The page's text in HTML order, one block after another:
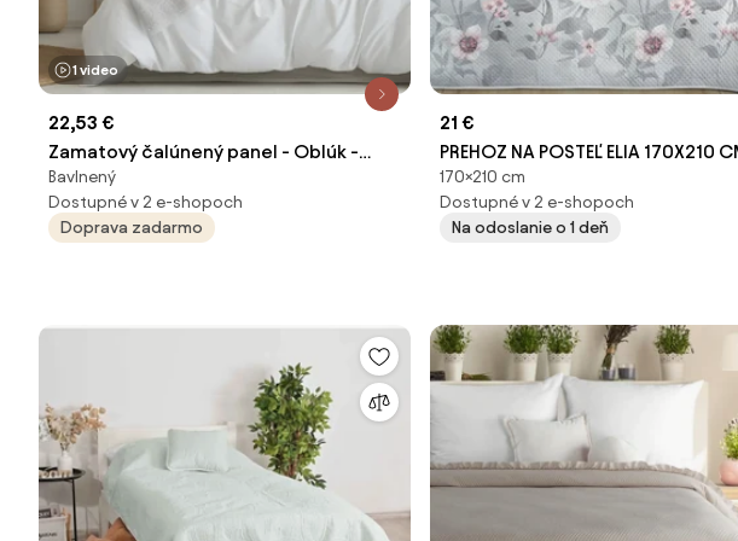
1 video
22,53 €
Zamatový čalúnený panel - Oblúk -
30x100cm Farba: Ružová
Bavlnený
Dostupné v 2 e-shopoch
Doprava zadarmo
21 €
PREHOZ NA POSTEĽ ELIA 170X210
KVETY
170×210 cm
Dostupné v 2 e-shopoch
Na odoslanie o 1 deň